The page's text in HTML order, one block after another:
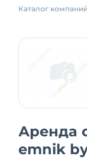
Каталог
Аренда
emnik